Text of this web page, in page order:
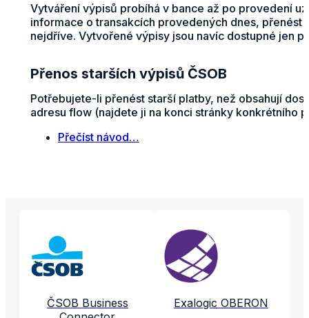
Vytváření výpisů probíhá v bance až po provedení
informace o transakcích provedených dnes,
nejdříve. Vytvořené výpisy jsou navíc dostupné jen
Přenos starších výpisů ČSOB
Potřebujete-li přenést starší platby, než obsahují
adresu flow (najdete ji na konci stránky konkrétního
Přečíst návod…
Propojené aplikace a služby
ČSOB Business
Exalogic OBERON